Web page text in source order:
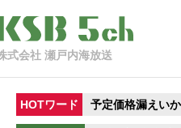
式会社 瀬戸内海放送
HOTワード 予定価格漏えいか